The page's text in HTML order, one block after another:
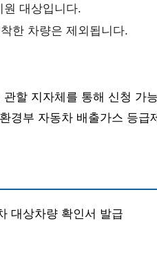
대상입니다.
한 차량은 제외됩니다.
할 지자체를 통해 신청 가
경부 자동차 배출가스 등급
대상차량 확인서 발급